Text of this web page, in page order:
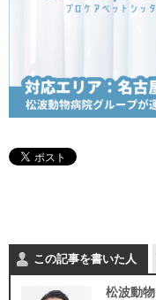
この記事を書いた人
松波動